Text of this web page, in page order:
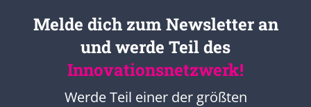
Melde dich zum Newsletter an
und werde Teil des
Innovationsnetzwerk!
Werde Teil einer der größten